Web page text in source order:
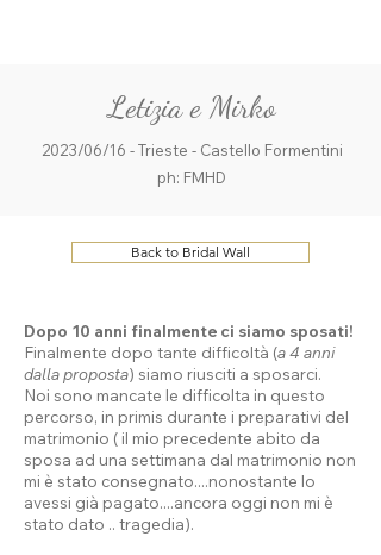
Letizia e Mirko
2023/06/16 - Trieste - Castello Formentini
ph: FMHD
Back to Bridal Wall
Dopo 10 anni finalmente ci siamo sposati!
Finalmente dopo tante difficoltà (a 4 anni
dalla proposta) siamo riusciti a sposarci.
Noi sono mancate le difficolta in questo
percorso, in primis durante i preparativi del
matrimonio ( il mio precedente abito da
sposa ad una settimana dal matrimonio non
mi è stato consegnato....nonostante lo
avessi già pagato....ancora oggi non mi è
stato dato .. tragedia).